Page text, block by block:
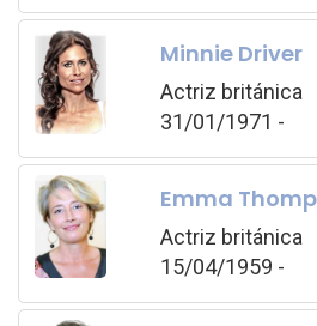
Minnie Driver
Actriz británica
31/01/1971 -
Emma
Actriz británica
15/04/1959 -